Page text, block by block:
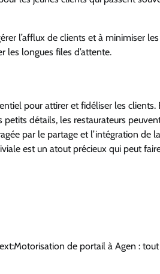
l’afflux de clients et à minimiser
les longues files d’attente.
pour attirer et fidéliser les clients.
petits détails, les restaurateurs
par le partage et l’intégration de
est un atout précieux qui peut
Motorisation de portail à Agen :